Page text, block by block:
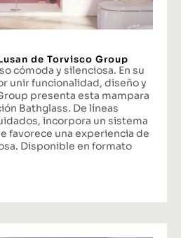
de Torvisco Group
cómoda y silenciosa. En su
unir funcionalidad, diseño y
presenta esta mampara
Bathglass. De líneas
incorpora un sistema
favorece una experiencia de
Disponible en formato